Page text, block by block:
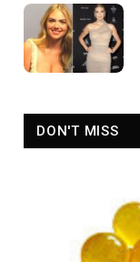
DON'T MISS